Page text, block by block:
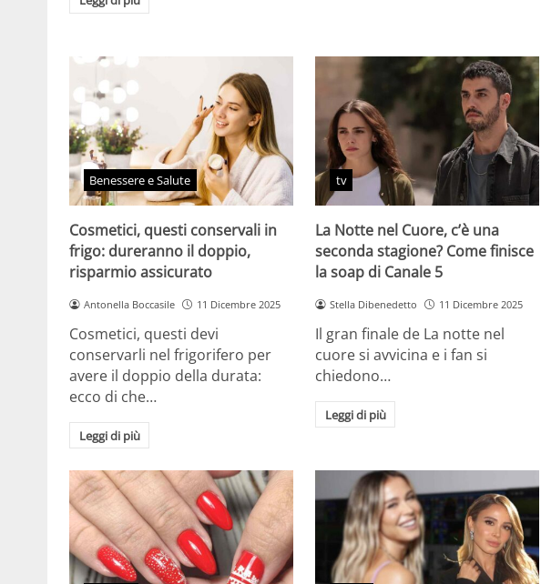
Benessere e Salute
Cosmetici, questi conservali in
frigo: dureranno il doppio,
risparmio assicurato
Antonella Boccasile 11 Dicembre 2025
Cosmetici, questi devi
conservarli nel frigorifero per
avere il doppio della durata:
ecco di che…
Leggi di più
tv
La Notte nel Cuore, c’è una
seconda stagione? Come finisce
la soap di Canale 5
Stella Dibenedetto 11 Dicembre 2025
Il gran finale de La notte nel
cuore si avvicina e i fan si
chiedono…
Leggi di più